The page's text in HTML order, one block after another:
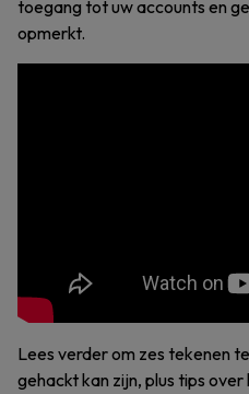
toegang tot uw accounts en
opmerkt.
Lees verder om zes tekenen
gehackt kan zijn, plus tips